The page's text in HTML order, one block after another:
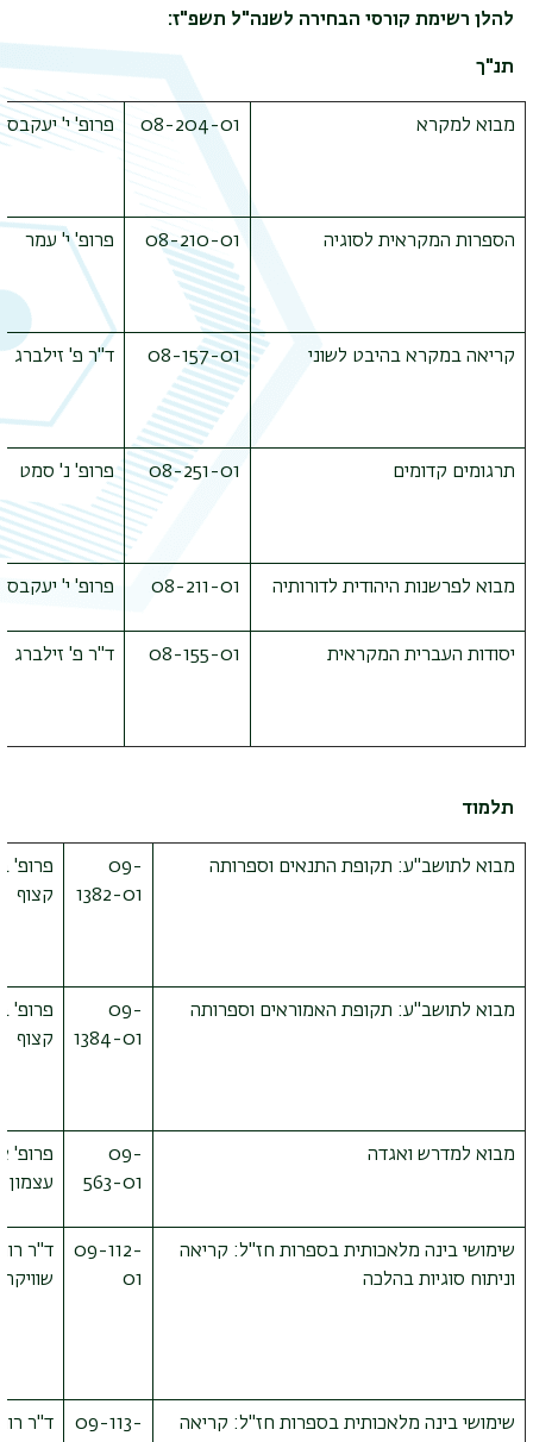
להלן רשימת קורסי הבחירה לשנה"ל תשפ"ז:
תנ"ך
מבוא למקרא 08-204-01 פרופ' י' יעקבס
הספרות המקראית לסוגיה 08-210-01 פרופ' י' עמר
קריאה במקרא בהיבט לשוני 08-157-01 ד"ר פ' זילברג
תרגומים קדומים 08-251-01 פרופ' נ' סמט
מבוא לפרשנות היהודית לדורותיה 08-211-01 פרופ' י' יעקבס
יסודות העברית המקראית 08-155-01 ד"ר פ' זילברג
תלמוד
מבוא לתושב"ע: תקופת התנאים וספרותה
09-
1382-01
פרופ'
קצוף
מבוא לתושב"ע: תקופת האמוראים וספרותה
09-
1384-01
פרופ'
קצוף
מבוא למדרש ואגדה
09-
563-01
פרופ'
עצמון
שימושי בינה מלאכותית בספרות חז"ל: קריאה
וניתוח סוגיות בהלכה
09-112-
01
ד"ר
שוויקה
שימושי בינה מלאכותית בספרות חז"ל: קריאה 09-113- ד"ר